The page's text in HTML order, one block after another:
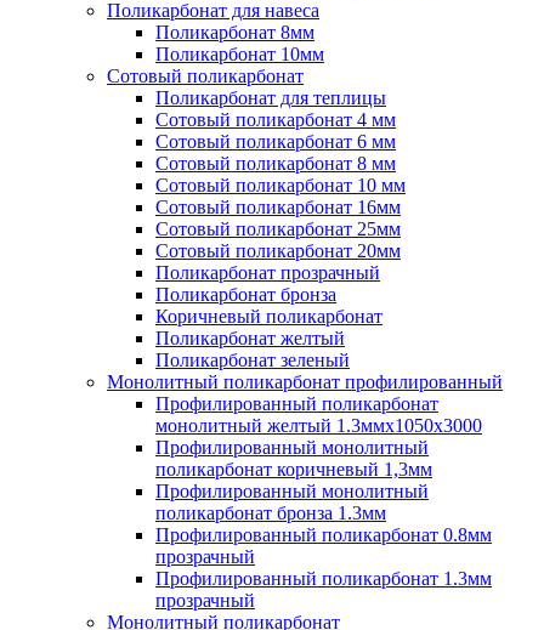
Поликарбонат для навеса
Поликарбонат 8мм
Поликарбонат 10мм
Сотовый поликарбонат
Поликарбонат для теплицы
Сотовый поликарбонат 4 мм
Сотовый поликарбонат 6 мм
Сотовый поликарбонат 8 мм
Сотовый поликарбонат 10 мм
Сотовый поликарбонат 16мм
Сотовый поликарбонат 25мм
Сотовый поликарбонат 20мм
Поликарбонат прозрачный
Поликарбонат бронза
Коричневый поликарбонат
Поликарбонат желтый
Поликарбонат зеленый
Монолитный поликарбонат профилированный
Профилированный поликарбонат
монолитный желтый 1.3ммх1050х3000
Профилированный монолитный
поликарбонат коричневый 1,3мм
Профилированный монолитный
поликарбонат бронза 1.3мм
Профилированный поликарбонат 0.8мм
прозрачный
Профилированный поликарбонат 1.3мм
прозрачный
Монолитный поликарбонат